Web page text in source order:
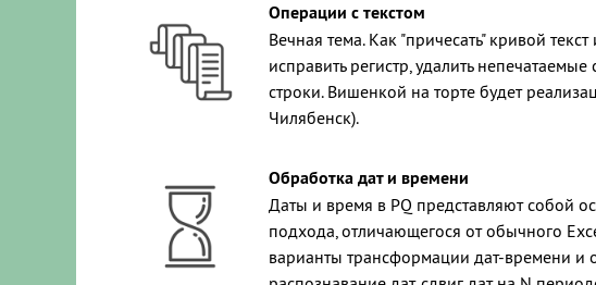
Операции с текстом
Вечная тема. Как "причесать" кривой
исправить регистр, удалить
строки. Вишенкой на торте будет
Чилябенск).
Обработка дат и времени
Даты и время в PQ представляют собой
подхода, отличающегося от обычного
варианты трансформации дат-времени и